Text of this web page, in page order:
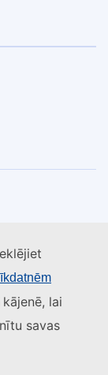
lai
savas